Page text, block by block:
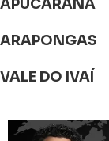
APUCARANA
ARAPONGAS
VALE DO IVAÍ